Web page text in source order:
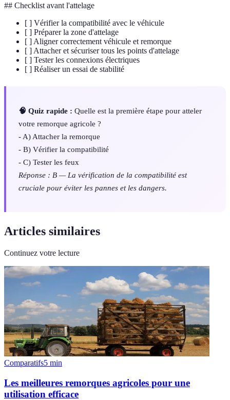
## Checklist avant l'attelage
[ ] Vérifier la compatibilité avec le véhicule
[ ] Préparer la zone d'attelage
[ ] Aligner correctement véhicule et remorque
[ ] Attacher et sécuriser tous les points d'attelage
[ ] Tester les connexions électriques
[ ] Réaliser un essai de stabilité
🧠 Quiz rapide : Quelle est la première étape pour atteler
votre remorque agricole ?
- A) Attacher la remorque
- B) Vérifier la compatibilité
- C) Tester les feux
Réponse : B — La vérification de la compatibilité est
cruciale pour éviter les pannes et les dangers.
Articles similaires
Continuez votre lecture
Comparatifs5 min
Les meilleures remorques agricoles pour une
utilisation efficace